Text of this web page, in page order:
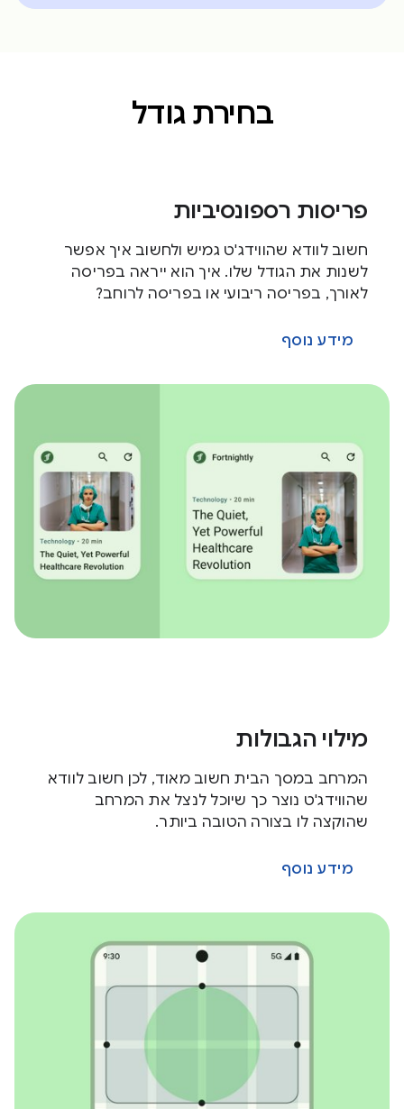
בחירת גודל
פריסות רספונסיביות
חשוב לוודא שהווידג'ט גמיש ולחשוב איך אפשר
לשנות את הגודל שלו. איך הוא ייראה בפריסה
לאורך, בפריסה ריבועי או בפריסה לרוחב?
מידע נוסף
מילוי הגבולות
המרחב במסך הבית חשוב מאוד, לכן חשוב לוודא
שהווידג'ט נוצר כך שיוכל לנצל את המרחב
שהוקצה לו בצורה הטובה ביותר.
מידע נוסף